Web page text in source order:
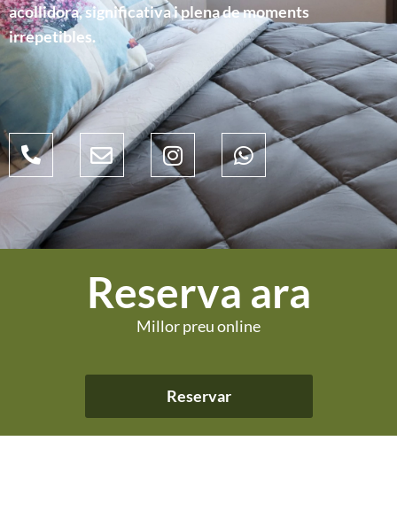
acollidora, significativa i plena de moments
irrepetibles.
Reserva ara
Millor preu online
Reservar